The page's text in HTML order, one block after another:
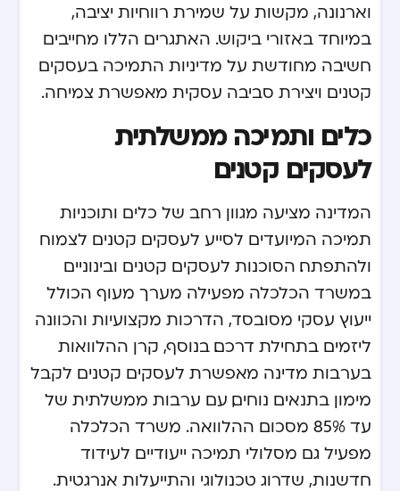
וארנונה, מקשות על שמירת רווחיות יציבה,
במיוחד באזורי ביקוש. האתגרים הללו מחייבים
חשיבה מחודשת על מדיניות התמיכה בעסקים
קטנים ויצירת סביבה עסקית מאפשרת צמיחה.
כלים ותמיכה ממשלתית
לעסקים קטנים
המדינה מציעה מגוון רחב של כלים ותוכניות
תמיכה המיועדים לסייע לעסקים קטנים לצמוח
ולהתפתח. הסוכנות לעסקים קטנים ובינוניים
במשרד הכלכלה מפעילה מערך מעוף הכולל
ייעוץ עסקי מסובסד, הדרכות מקצועיות והכוונה
ליזמים בתחילת דרכם. בנוסף, קרן ההלוואות
בערבות מדינה מאפשרת לעסקים קטנים לקבל
מימון בתנאים נוחים, עם ערבות ממשלתית של
עד 85% מסכום ההלוואה. משרד הכלכלה
מפעיל גם מסלולי תמיכה ייעודיים לעידוד
חדשנות, שדרוג טכנולוגי והתייעלות אנרגטית.